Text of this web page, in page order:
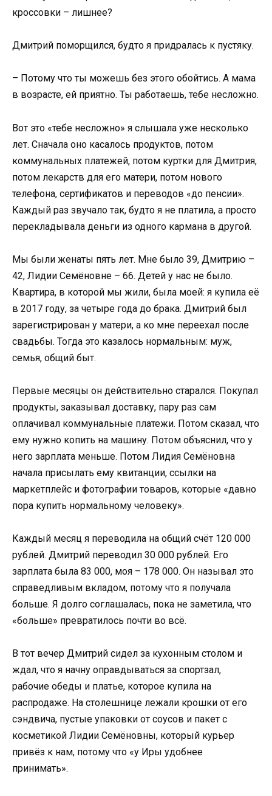
кроссовки – лишнее?
Дмитрий поморщился, будто я придралась к пустяку.
– Потому что ты можешь без этого обойтись. А мама
в возрасте, ей приятно. Ты работаешь, тебе несложно.
Вот это «тебе несложно» я слышала уже несколько
лет. Сначала оно касалось продуктов, потом
коммунальных платежей, потом куртки для Дмитрия,
потом лекарств для его матери, потом нового
телефона, сертификатов и переводов «до пенсии».
Каждый раз звучало так, будто я не платила, а просто
перекладывала деньги из одного кармана в другой.
Мы были женаты пять лет. Мне было 39, Дмитрию –
42, Лидии Семёновне – 66. Детей у нас не было.
Квартира, в которой мы жили, была моей: я купила её
в 2017 году, за четыре года до брака. Дмитрий был
зарегистрирован у матери, а ко мне переехал после
свадьбы. Тогда это казалось нормальным: муж,
семья, общий быт.
Первые месяцы он действительно старался. Покупал
продукты, заказывал доставку, пару раз сам
оплачивал коммунальные платежи. Потом сказал, что
ему нужно копить на машину. Потом объяснил, что у
него зарплата меньше. Потом Лидия Семёновна
начала присылать ему квитанции, ссылки на
маркетплейс и фотографии товаров, которые «давно
пора купить нормальному человеку».
Каждый месяц я переводила на общий счёт 120 000
рублей. Дмитрий переводил 30 000 рублей. Его
зарплата была 83 000, моя – 178 000. Он называл это
справедливым вкладом, потому что я получала
больше. Я долго соглашалась, пока не заметила, что
«больше» превратилось почти во всё.
В тот вечер Дмитрий сидел за кухонным столом и
ждал, что я начну оправдываться за спортзал,
рабочие обеды и платье, которое купила на
распродаже. На столешнице лежали крошки от его
сэндвича, пустые упаковки от соусов и пакет с
косметикой Лидии Семёновны, который курьер
привёз к нам, потому что «у Иры удобнее
принимать».